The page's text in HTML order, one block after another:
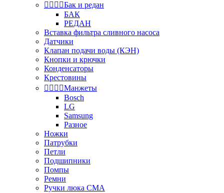
   Бак и редан
БАК
РЕДАН
Вставка фильтра сливного насоса
Датчики
Клапан подачи воды (КЭН)
Кнопки и крючки
Конденсаторы
Крестовины
   Манжеты
Bosch
LG
Samsung
Разное
Ножки
Патрубки
Петли
Подшипники
Помпы
Ремни
Ручки люка СМА